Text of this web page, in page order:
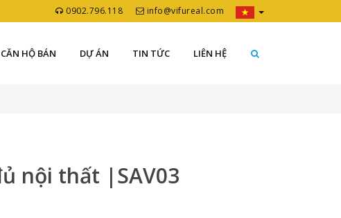
0902.796.118 info@vifureal.com
CĂN HỘ BÁN DỰ ÁN TIN TỨC LIÊN HỆ
nội thất |SAV03